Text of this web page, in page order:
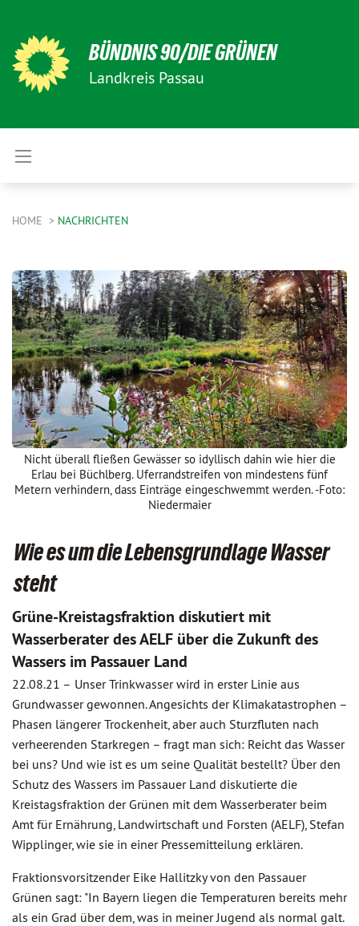
BÜNDNIS 90/DIE GRÜNEN
Landkreis Passau
HOME NACHRICHTEN
Nicht überall fließen Gewässer so idyllisch dahin wie hier die
Erlau bei Büchlberg. Uferrandstreifen von mindestens fünf
Metern verhindern, dass Einträge eingeschwemmt werden. -Foto:
Niedermaier
Wie es um die Lebensgrundlage Wasser
steht
Grüne-Kreistagsfraktion diskutiert mit
Wasserberater des AELF über die Zukunft des
Wassers im Passauer Land
22.08.21 – Unser Trinkwasser wird in erster Linie aus
Grundwasser gewonnen. Angesichts der Klimakatastrophen –
Phasen längerer Trockenheit, aber auch Sturzfluten nach
verheerenden Starkregen – fragt man sich: Reicht das Wasser
bei uns? Und wie ist es um seine Qualität bestellt? Über den
Schutz des Wassers im Passauer Land diskutierte die
Kreistagsfraktion der Grünen mit dem Wasserberater beim
Amt für Ernährung, Landwirtschaft und Forsten (AELF), Stefan
Wipplinger, wie sie in einer Pressemitteilung erklären.
Fraktionsvorsitzender Eike Hallitzky von den Passauer
Grünen sagt: "In Bayern liegen die Temperaturen bereits mehr
als ein Grad über dem, was in meiner Jugend als normal galt.